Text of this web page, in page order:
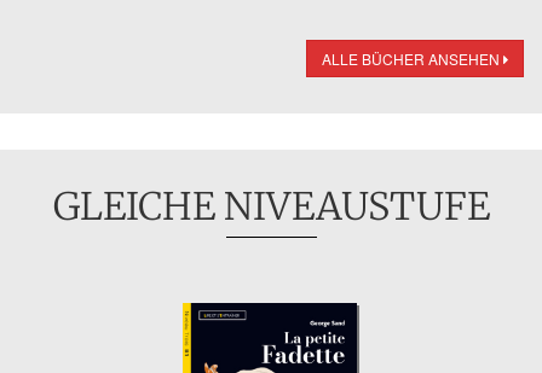
ALLE BÜCHER ANSEHEN
GLEICHE NIVEAUSTUFE